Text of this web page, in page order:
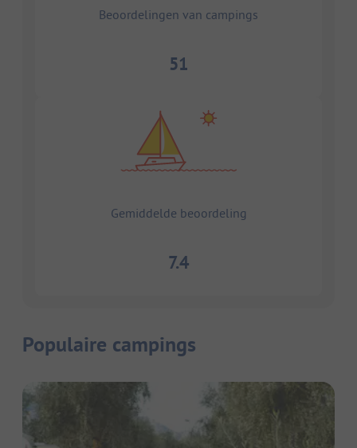
Beoordelingen van campings
51
Gemiddelde beoordeling
7.4
Populaire campings